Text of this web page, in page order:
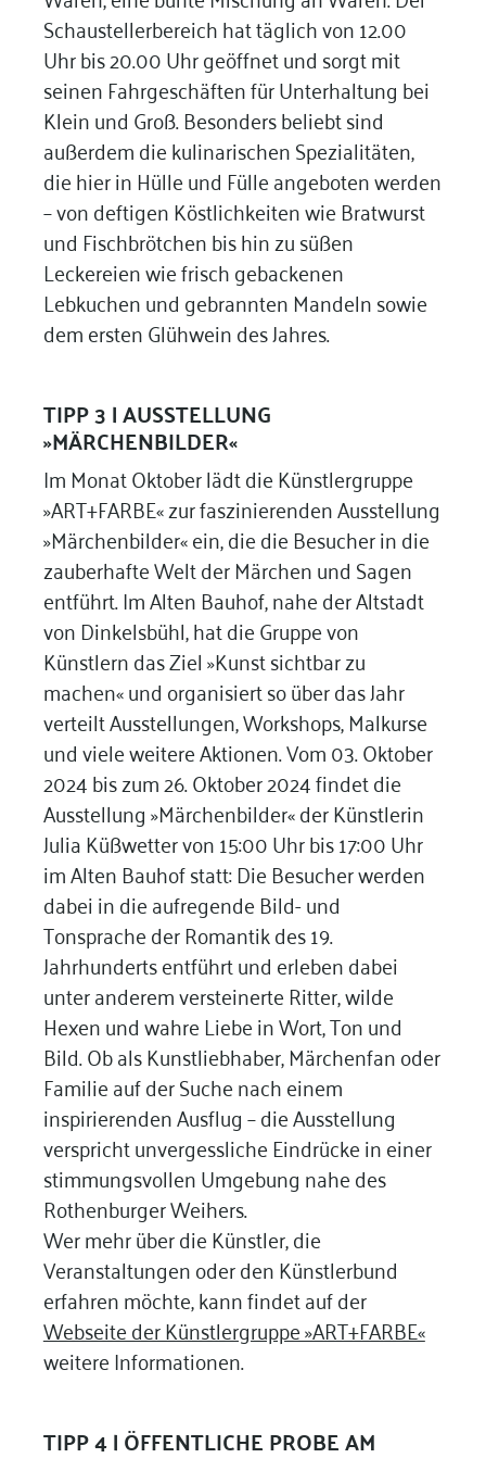
Schaustellerbereich hat täglich von 12.00
Uhr bis 20.00 Uhr geöffnet und sorgt mit
seinen Fahrgeschäften für Unterhaltung bei
Klein und Groß. Besonders beliebt sind
außerdem die kulinarischen Spezialitäten,
die hier in Hülle und Fülle angeboten werden
– von deftigen Köstlichkeiten wie Bratwurst
und Fischbrötchen bis hin zu süßen
Leckereien wie frisch gebackenen
Lebkuchen und gebrannten Mandeln sowie
dem ersten Glühwein des Jahres.
TIPP 3 |AUSSTELLUNG
»MÄRCHENBILDER«
Im Monat Oktober lädt die Künstlergruppe
»ART+FARBE« zur faszinierenden Ausstellung
»Märchenbilder« ein, die die Besucher in die
zauberhafte Welt der Märchen und Sagen
entführt. Im Alten Bauhof, nahe der Altstadt
von Dinkelsbühl, hat die Gruppe von
Künstlern das Ziel »Kunst sichtbar zu
machen« und organisiert so über das Jahr
verteilt Ausstellungen, Workshops, Malkurse
und viele weitere Aktionen. Vom 03. Oktober
2024 bis zum 26. Oktober 2024 findet die
Ausstellung »Märchenbilder« der Künstlerin
Julia Küßwetter von 15:00 Uhr bis 17:00 Uhr
im Alten Bauhof statt: Die Besucher werden
dabei in die aufregende Bild- und
Tonsprache der Romantik des 19.
Jahrhunderts entführt und erleben dabei
unter anderem versteinerte Ritter, wilde
Hexen und wahre Liebe in Wort, Ton und
Bild. Ob als Kunstliebhaber, Märchenfan oder
Familie auf der Suche nach einem
inspirierenden Ausflug – die Ausstellung
verspricht unvergessliche Eindrücke in einer
stimmungsvollen Umgebung nahe des
Rothenburger Weihers.
Wer mehr über die Künstler, die
Veranstaltungen oder den Künstlerbund
erfahren möchte, kann findet auf der
Webseite der Künstlergruppe »ART+FARBE«
weitere Informationen.
TIPP 4 |ÖFFENTLICHE PROBE AM